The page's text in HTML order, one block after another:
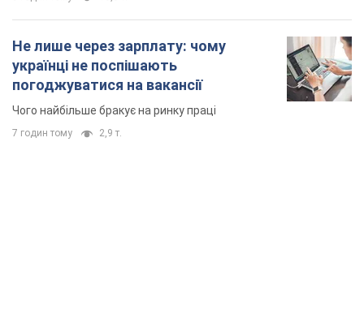
Не лише через зарплату: чому
українці не поспішають
погоджуватися на вакансії
Чого найбільше бракує на ринку праці
7 годин тому 2,9 т.